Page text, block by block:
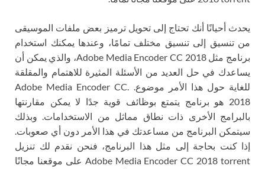
يحدث أحيانًا أنك تحتاج إلى تحويل ترميز بعض ملفات الموسيقى
من تنسيق إلى تنسيق مختلف تمامًا، وعندها يمكنك استخدام
برنامج مثل Adobe Media Encoder CC 2018، والذي يمكن أن
يساعدك في حل العديد من الأسئلة المثيرة للاهتمام والمقلقة
للغاية حول هذا الأمر موضوع. .Adobe Media Encoder CC
2018 هو برنامج يتمتع بوظائف قوية جدًا لا يمكن مقارنتها
بالبرامج الأخرى ذات نطاق مماثل من الاستخدامات. وبذلك
سيتمكن البرنامج من مساعدتك في هذا الأمر دون أي صعوبات.
إذا كنت بحاجة إلى مثل هذا البرنامج، فنحن نقدم لك تنزيل
Adobe Media Encoder CC 2018 torrent على موقعنا مجانًا